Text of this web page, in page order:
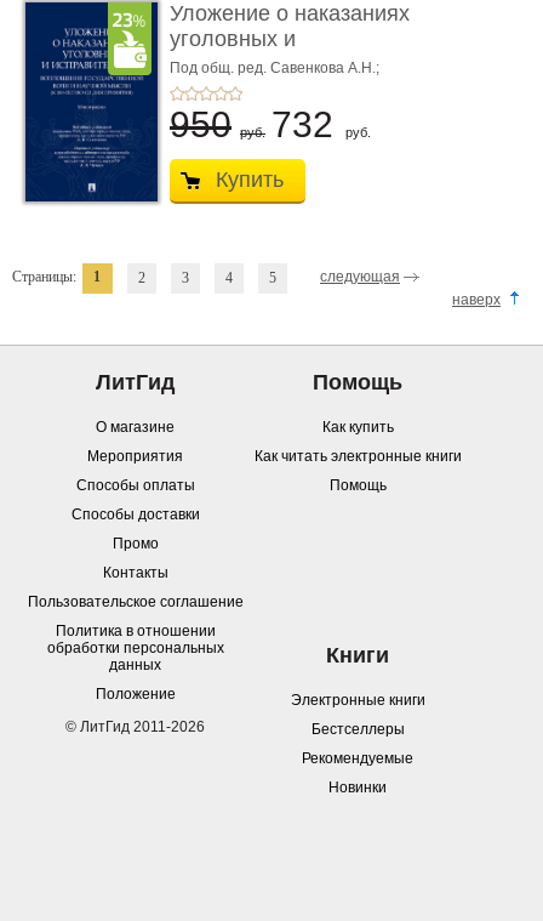
Уложение о наказаниях
уголовных и
исправитель ...
Под общ. ред. Савенкова А.Н.;
науч. ред. и рук. авт. кол. Чучаев
А.И.
950 руб. 732 руб.
Купить
Страницы: 1 2 3 4 5
следующая
наверх
ЛитГид
О магазине
Мероприятия
Способы оплаты
Способы доставки
Промо
Контакты
Пользовательское соглашение
Политика в отношении
обработки персональных
данных
Положение
© ЛитГид 2011-2026
Помощь
Как купить
Как читать электронные книги
Помощь
Книги
Электронные книги
Бестселлеры
Рекомендуемые
Новинки